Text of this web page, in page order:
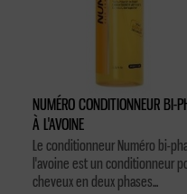
NUMÉRO CONDITIONNEUR BI-
À L'AVOINE
Le conditionneur Numéro bi-
l'avoine est un conditionneur
cheveux en deux phases...